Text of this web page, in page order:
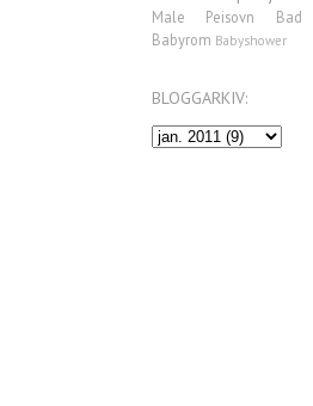
Male Peisovn Bad
Babyrom Babyshower
BLOGGARKIV: